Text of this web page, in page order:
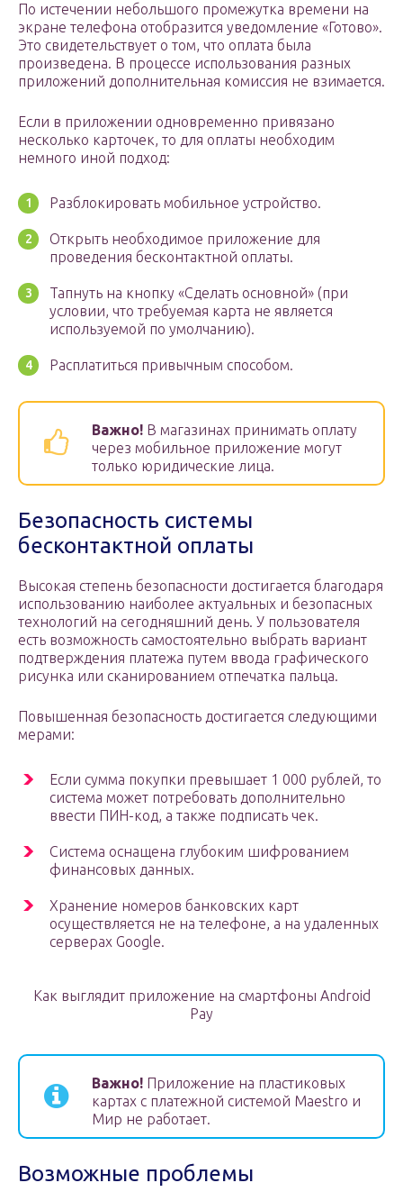
По истечении небольшого промежутка времени на
экране телефона отобразится уведомление «Готово».
Это свидетельствует о том, что оплата была
произведена. В процессе использования разных
приложений дополнительная комиссия не взимается.
Если в приложении одновременно привязано
несколько карточек, то для оплаты необходим
немного иной подход:
Разблокировать мобильное устройство.
Открыть необходимое приложение для
проведения бесконтактной оплаты.
Тапнуть на кнопку «Сделать основной» (при
условии, что требуемая карта не является
используемой по умолчанию).
Расплатиться привычным способом.
Важно! В магазинах принимать оплату
через мобильное приложение могут
только юридические лица.
Безопасность системы
бесконтактной оплаты
Высокая степень безопасности достигается благодаря
использованию наиболее актуальных и безопасных
технологий на сегодняшний день. У пользователя
есть возможность самостоятельно выбрать вариант
подтверждения платежа путем ввода графического
рисунка или сканированием отпечатка пальца.
Повышенная безопасность достигается следующими
мерами:
Если сумма покупки превышает 1 000 рублей, то
система может потребовать дополнительно
ввести ПИН-код, а также подписать чек.
Система оснащена глубоким шифрованием
финансовых данных.
Хранение номеров банковских карт
осуществляется не на телефоне, а на удаленных
серверах Google.
Как выглядит приложение на смартфоны Android
Pay
Важно! Приложение на пластиковых
картах с платежной системой Maestro и
Мир не работает.
Возможные проблемы